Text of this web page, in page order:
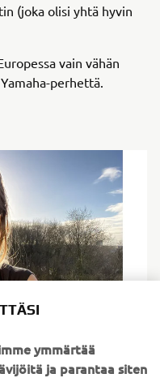
(joka olisi yhtä hyvin
vain vähän
perhettä.
ymmärtää
ja parantaa siten